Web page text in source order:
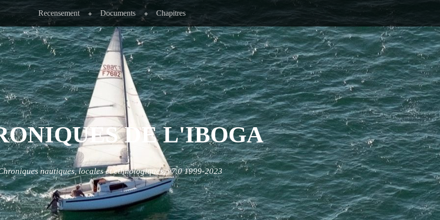
Recensement Documents Chapitres
DE L'IBOGA
nautiques, locales et ethnologiques. v7.0 1999-2023